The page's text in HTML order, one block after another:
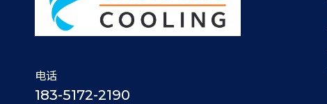
电话
183-5172-2190